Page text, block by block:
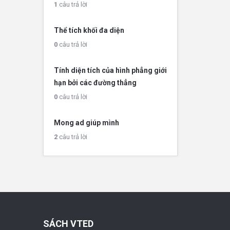
1 câu trả lời
Thể tích khối đa diện
0câu trả lời
Tính diện tích của hình phẳng giới
hạn bởi các đường thẳng
0câu trả lời
Mong ad giúp mình
2câu trả lời
SÁCH VTED